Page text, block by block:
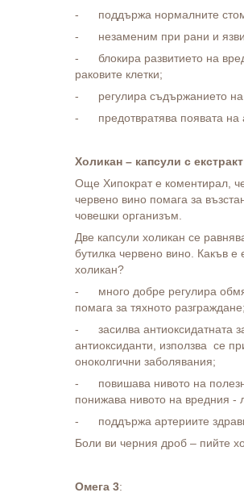
- поддържа нормалните
- незаменим при рани и
- блокира развитието на
раковите клетки;
- регулира съдържанието на
- предотвратява появата на
Холикан – капсули с
Още Хипократ е коментирал,
червено вино помага за
човешки организъм.
Две капсули холикан се
бутилка червено вино. Какъв
холикан?
- много добре регулира
помага за тяхното
- засилва антиоксидатната
антиоксиданти, използва се
оноколгични заболявания;
- повишава нивото на
понижава нивото на вредния -
- поддържа артериите
Боли ви черния дроб – пийте
Омега 3: